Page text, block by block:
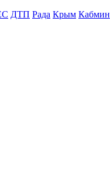
ДТП Рада Крым Кабмин